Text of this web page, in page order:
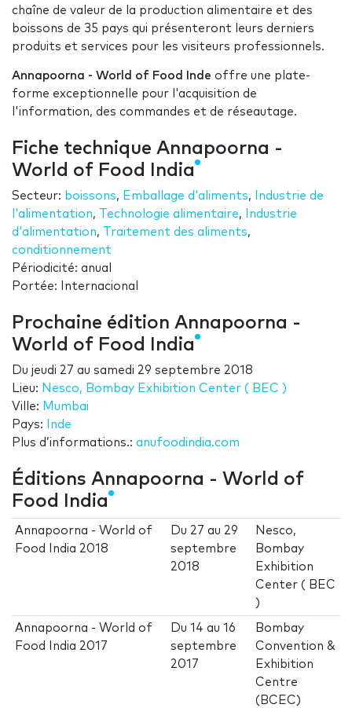
chaîne de valeur de la production alimentaire et des
boissons de 35 pays qui présenteront leurs derniers
produits et services pour les visiteurs professionnels.
Annapoorna - World of Food Inde offre une plate-
forme exceptionnelle pour l'acquisition de
l'information, des commandes et de réseautage.
Fiche technique Annapoorna -
World of Food India
Secteur: boissons, Emballage d'aliments,
Industrie de
l'alimentation, Technologie alimentaire,
Industrie
d'alimentation, Traitement des aliments,
conditionnement
Périodicité: anual
Portée: Internacional
Prochaine édition Annapoorna -
World of Food India
Du jeudi 27 au samedi 29 septembre 2018
Lieu: Nesco, Bombay Exhibition Center ( BEC )
Ville: Mumbai
Pays:
Inde
Plus d’informations.: anufoodindia.com
Éditions Annapoorna - World of
Food India
Annapoorna - World of
Food India 2018
Du 27 au 29
septembre
2018
Nesco,
Bombay
Exhibition
Center ( BEC
)
Annapoorna - World of
Food India 2017
Du14 au16
septembre
2017
Bombay
Convention &
Exhibition
Centre
(BCEC)